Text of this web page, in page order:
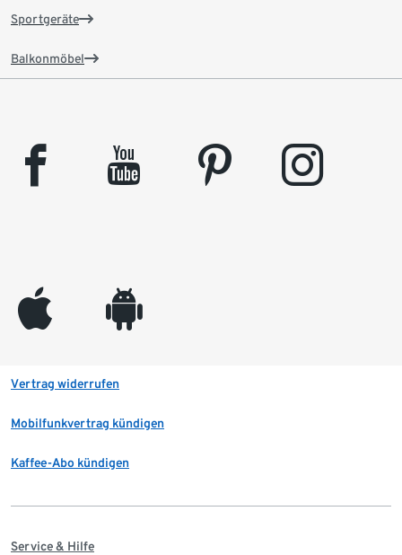
Sportgeräte
Balkonmöbel
facebook youtube pinterest instagram
appleinc android
Vertrag widerrufen
Mobilfunkvertrag kündigen
Kaffee-Abo kündigen
Service & Hilfe